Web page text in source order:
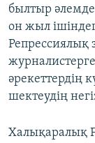
былтыр
он жыл
әрекеттердің
шектеудің
Халықаралық